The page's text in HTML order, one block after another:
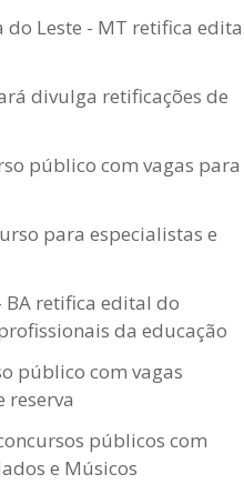
do Leste - MT retifica
divulga retificações de
público com vagas para
para especialistas e
BA retifica edital do
da educação
público com vagas
reserva
públicos com
e Músicos